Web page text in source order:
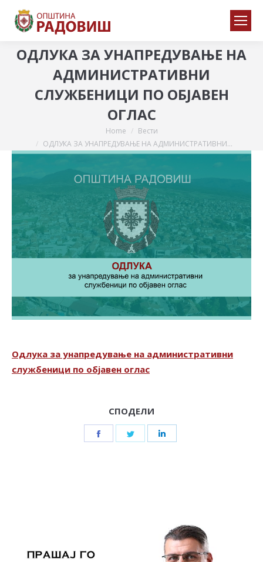
ОДЛУКА ЗА УНАПРЕДУВАЊЕ НА
АДМИНИСТРАТИВНИ
СЛУЖБЕНИЦИ ПО ОБЈАВЕН
ОГЛАС
Home
Вести
ОДЛУКА ЗА УНАПРЕДУВАЊЕ НА АДМИНИСТРАТИВНИ…
Одлука за унапредување на административни
службеници по објавен оглас
СПОДЕЛИ
Share
Share